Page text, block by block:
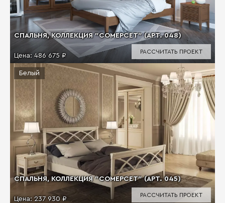
СПАЛЬНЯ, КОЛЛЕКЦИЯ "СОМЕРСЕТ" (АРТ. 048)
Цена:486 675 ₽
РАССЧИТАТЬ ПРОЕКТ
СПАЛЬНЯ, КОЛЛЕКЦИЯ "СОМЕРСЕТ" (АРТ. 045)
Цена: 237 930 ₽
Белый
РАССЧИТАТЬ ПРОЕКТ